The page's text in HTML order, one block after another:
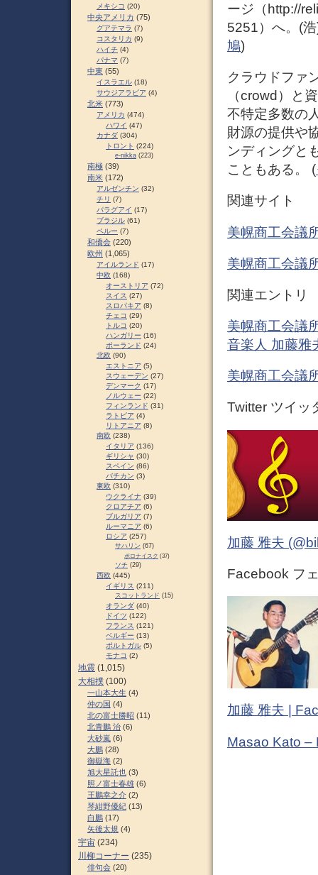
ージ（http://
5251）へ。(
鳩)
クラウドファ
（crowd）と
不特定多数の
財源の提供や
ンディングと
こともある。 (
関連サイト
美幌商工会議
美幌商工会議
関連エントリ
美幌商工会議
音楽人 加藤雅
美幌商工会議
Twitter ツイッ
加藤 雅夫
Facebook フ
加藤 雅夫 |
Masao Kato –
メキシコ (20)
中央アメリカ (75)
グアテマラ (7)
コスタリカ (9)
ハイチ (4)
パナマ (7)
中東 (55)
イスラエル (18)
サウジアラビア (4)
北米 (773)
アメリカ (474)
ハワイ (47)
カナダ (304)
トロント (224)
e-nikka (223)
南極 (39)
南米 (172)
アルゼンチン (32)
チリ (7)
パラグアイ (17)
ブラジル (61)
ペルー (7)
和僑会 (220)
欧州 (1,065)
アイルランド (17)
中欧 (168)
オーストリア (72)
スイス (27)
スロパキア (8)
チェコ (29)
トルコ (20)
ハンガリー (16)
ポーランド (24)
北欧 (90)
エストニア (5)
スウェーデン (27)
デンマーク (17)
ノルウェー (22)
フィンランド (31)
ラトビア (4)
リトアニア (8)
南欧 (238)
イタリア (136)
ギリシャ (30)
スペイン (86)
バチカン (3)
東欧 (310)
ウクライナ (39)
クロアチア (6)
ブルガリア (7)
ルーマニア (6)
ロシア (257)
サハリン (67)
ポロナイスク (37)
ソチ (29)
西欧 (445)
イギリス (211)
スコットランド (15)
オランダ (40)
ドイツ (122)
フランス (121)
ベルギー (13)
ポルトガル (5)
モナコ (2)
地震 (1,015)
大相撲 (100)
一山本大生 (4)
仲の国 (4)
北の富士勝昭 (11)
北青鵬 治 (6)
大砂嵐 (6)
大鵬 (28)
御嶽海 (2)
旭大星託也 (3)
照ノ富士春雄 (6)
王鵬幸之介 (2)
琴紺野優紀 (13)
白鵬 (17)
矢後太規 (4)
宇宙 (234)
川柳コーナー (235)
俳句会 (20)